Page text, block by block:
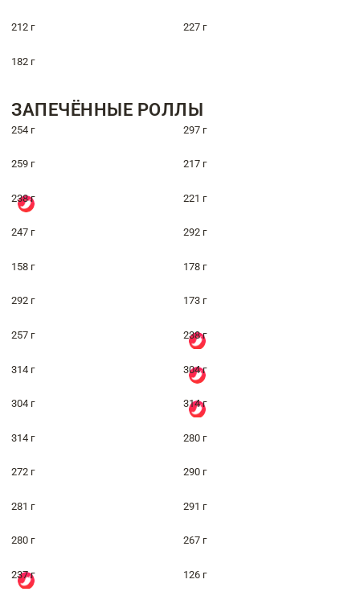
212 г 227 г
182 г
ЗАПЕЧЁННЫЕ РОЛЛЫ
254 г 297 г
259 г 217 г
238 г 221 г
247 г 292 г
158 г 178 г
292 г 173 г
257 г 238 г
314 г 304 г
304 г 314 г
314 г 280 г
272 г 290 г
281 г 291 г
280 г 267 г
237 г 126 г